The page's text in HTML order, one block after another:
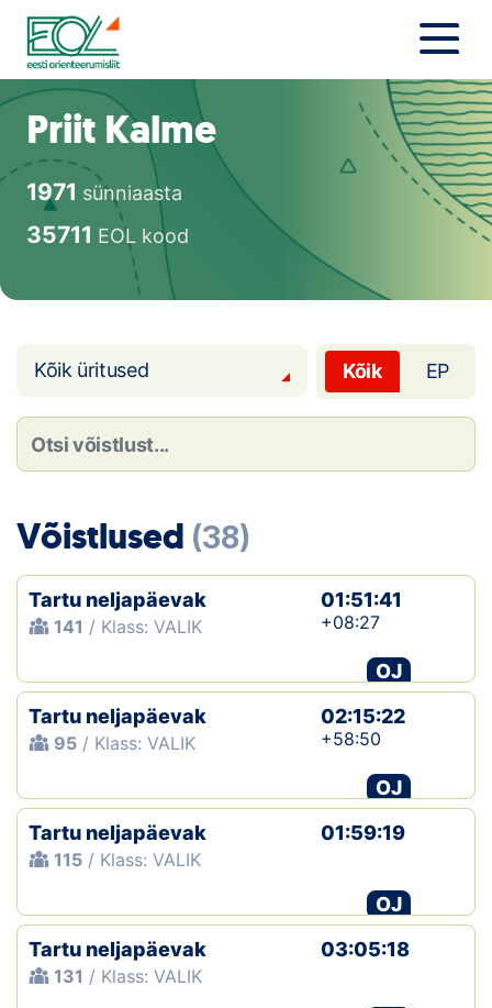
Liigu
sisu
juurde
Estonian Orienteering Federation
Uudised
Alustajale
Orienteerujale
Eesti Orienteerumine 100!
Noored
Kontakt
EOL
Kaardid
Koondised
Tule klubisse!
Tulemused
Dokumendid
Priit Kalme
1971 sünniaasta
35711 EOL kood
Kõik üritused Kõik EP
Võistlused (38)
Tartu neljapäevak
141 / Klass: VALIK
01:51:41
+08:27
OJ
Tartu neljapäevak
95 / Klass: VALIK
02:15:22
+58:50
OJ
Tartu neljapäevak
115 / Klass: VALIK
01:59:19
OJ
Tartu neljapäevak
131 / Klass: VALIK
03:05:18